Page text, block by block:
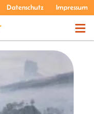
Datenschutz Impressum